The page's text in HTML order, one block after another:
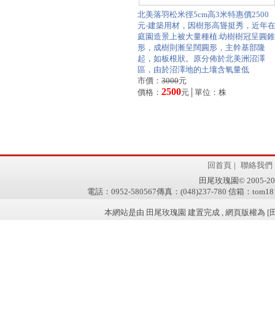
北美落羽松米徑5cm高3米特惠價2500
元-建築用材，因樹形高聳挺秀，近年在
庭園造景上被大量種植.幼樹樹冠呈圓錐
形，成樹則漸呈闊圓形，主幹基部隆
起，如板根狀。原分佈於北美洲沼澤
區，由於沼澤地的土壤含氧量低
市價： 3000元
價格： 2500元│單位：株
回首頁 | 聯絡我們
田尾玫瑰園© 2005-
電話：0952-580567傳真：(048)237-780 信箱：
本網站是由 田尾玫瑰園 建置完成 , 網頁版權為